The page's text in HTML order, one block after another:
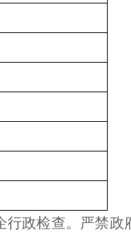
政检查。严禁政